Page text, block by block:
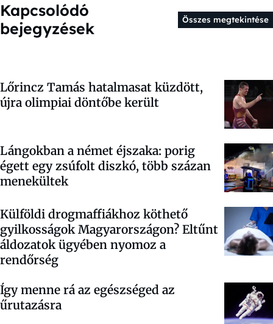
Kapcsolódó
bejegyzések
Összes megtekintése
Lőrincz Tamás hatalmasat küzdött,
újra olimpiai döntőbe került
Lángokban a német éjszaka: porig
égett egy zsúfolt diszkó, több százan
menekültek
Külföldi drogmaffiákhoz köthető
gyilkosságok Magyarországon? Eltűnt
áldozatok ügyében nyomoz a
rendőrség
Így menne rá az egészséged az
űrutazásra